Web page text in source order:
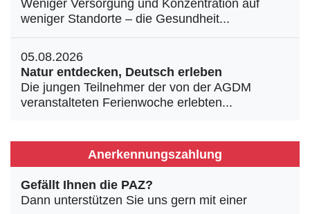
Weniger Versorgung und Konzentration auf
weniger Standorte – die Gesundheit...
05.08.2026
Natur entdecken, Deutsch erleben
Die jungen Teilnehmer der von der AGDM
veranstalteten Ferienwoche erlebten...
Anerkennungszahlung
Gefällt Ihnen die PAZ?
Dann unterstützen Sie uns gern mit einer